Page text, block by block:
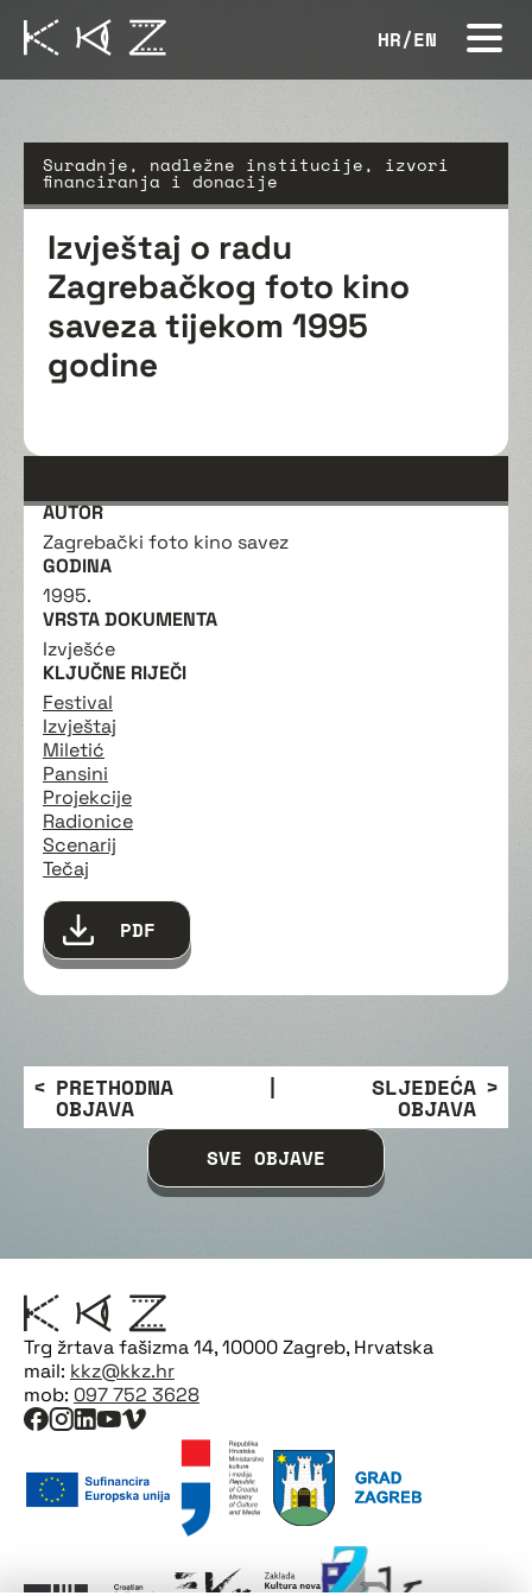
HR/EN
Suradnje, nadležne institucije, izvori
financiranja i donacije
Izvještaj o radu
Zagrebačkog foto kino
saveza tijekom 1995
godine
AUTOR
Zagrebački foto kino savez
GODINA
1995.
VRSTA DOKUMENTA
Izvješće
KLJUČNE RIJEČI
Festival
Izvještaj
Miletić
Pansini
Projekcije
Radionice
Scenarij
Tečaj
PDF
PRETHODNA
OBJAVA
| SLJEDEĆA
OBJAVA
SVE OBJAVE
Trg žrtava fašizma 14, 10000 Zagreb, Hrvatska
mail: kkz@kkz.hr
mob: 097 752 3628